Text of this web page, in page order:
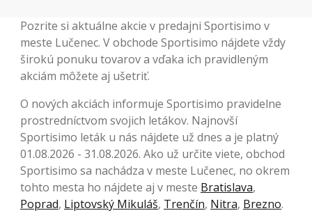
Pozrite si aktuálne akcie v predajni Sportisimo v
meste Lučenec. V obchode Sportisimo nájdete vždy
širokú ponuku tovarov a vďaka ich pravidleným
akciám môžete aj ušetriť.
O nových akciách informuje Sportisimo pravidelne
prostredníctvom svojich letákov. Najnovší
Sportisimo leták u nás nájdete už dnes a je platný
01.08.2026 - 31.08.2026. Ako už určite viete, obchod
Sportisimo sa nachádza v meste Lučenec, no okrem
tohto mesta ho nájdete aj v meste Bratislava,
Poprad, Liptovský Mikuláš, Trenčín, Nitra, Brezno.